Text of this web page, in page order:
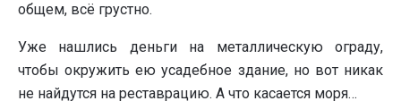
общем, всё грустно.
Уже нашлись деньги на металлическую ограду,
чтобы окружить ею усадебное здание, но вот никак
не найдутся на реставрацию. А что касается моря…